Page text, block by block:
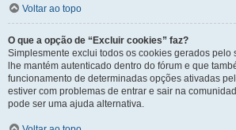
Voltar ao topo
O que a opção de “Excluir cookies” faz?
Simplesmente exclui todos os cookies gerados pelo
lhe mantém autenticado dentro do fórum e que
funcionamento de determinadas opções ativadas
estiver com problemas de entrar e sair na
pode ser uma ajuda alternativa.